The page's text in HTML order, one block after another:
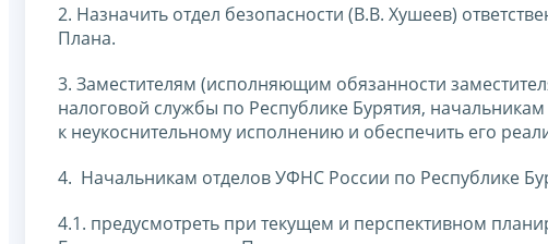
2. Назначить отдел безопасности (В.В. Хушеев)
Плана.
3. Заместителям (исполняющим обязанности
налоговой службы по Республике Бурятия,
к неукоснительному исполнению и обеспечить его
4. Начальникам отделов УФНС России по Республике
4.1. предусмотреть при текущем и перспективном